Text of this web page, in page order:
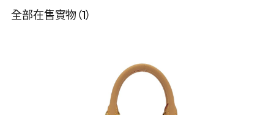
全部在售實物（1）